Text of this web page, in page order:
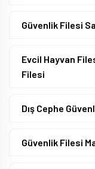
Güvenlik Filesi
Evcil Hayvan
Filesi
Dış Cephe
Güvenlik Filesi